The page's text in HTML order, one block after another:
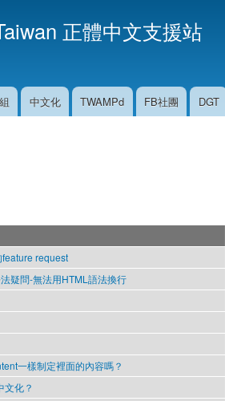
正體中文支援站
中文化 TWAMPd FB社團 DGT
request
疑問-無法用HTML語法換行
一樣制定裡面的內容嗎？
文化？